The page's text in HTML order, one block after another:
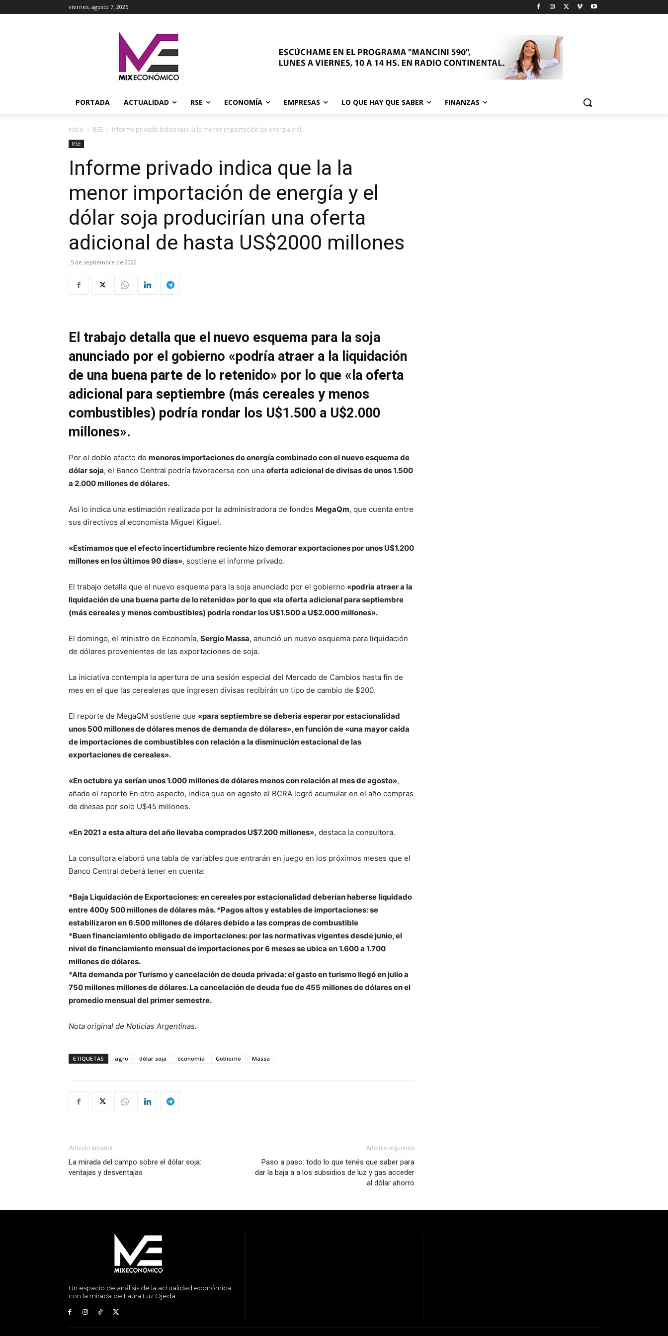
viernes, agosto 7, 2026
PORTADA ACTUALIDAD RSE ECONOMÍA EMPRESAS LO QUE HAY QUE SABER FINANZAS
Inicio RSE Informe privado indica que la la menor importación de energía y el...
RSE
Informe privado indica que la la
menor importación de energía y el
dólar soja producirían una oferta
adicional de hasta US$2000 millones
5 de septiembre de 2022
El trabajo detalla que el nuevo esquema para la soja
anunciado por el gobierno «podría atraer a la liquidación
de una buena parte de lo retenido» por lo que «la oferta
adicional para septiembre (más cereales y menos
combustibles) podría rondar los U$1.500 a U$2.000
millones».
Por el doble efecto de menores importaciones de energía combinado con el nuevo esquema de
dólar soja, el Banco Central podría favorecerse con una oferta adicional de divisas de unos 1.500
a 2.000 millones de dólares.
Así lo indica una estimación realizada por la administradora de fondos MegaQm, que cuenta entre
sus directivos al economista Miguel Kiguel.
«Estimamos que el efecto incertidumbre reciente hizo demorar exportaciones por unos U$1.200
millones en los últimos 90 días», sostiene el informe privado.
El trabajo detalla que el nuevo esquema para la soja anunciado por el gobierno «podría atraer a la
liquidación de una buena parte de lo retenido» por lo que «la oferta adicional para septiembre
(más cereales y menos combustibles) podría rondar los U$1.500 a U$2.000 millones».
El domingo, el ministro de Economía, Sergio Massa, anunció un nuevo esquema para liquidación
de dólares provenientes de las exportaciones de soja.
La iniciativa contempla la apertura de una sesión especial del Mercado de Cambios hasta fin de
mes en el que las cerealeras que ingresen divisas recibirán un tipo de cambio de $200.
El reporte de MegaQM sostiene que «para septiembre se debería esperar por estacionalidad
unos 500 millones de dólares menos de demanda de dólares», en función de «una mayor caída
de importaciones de combustibles con relación a la disminución estacional de las
exportaciones de cereales».
«En octubre ya serían unos 1.000 millones de dólares menos con relación al mes de agosto»,
añade el reporte En otro aspecto, indica que en agosto el BCRA logró acumular en el año compras
de divisas por solo U$45 millones.
«En 2021 a esta altura del año llevaba comprados U$7.200 millones», destaca la consultora.
La consultora elaboró una tabla de variables que entrarán en juego en los próximos meses que el
Banco Central deberá tener en cuenta:
*Baja Liquidación de Exportaciones: en cereales por estacionalidad deberían haberse liquidado
entre 400y 500 millones de dólares más. *Pagos altos y estables de importaciones: se
estabilizaron en 6.500 millones de dólares debido a las compras de combustible
*Buen financiamiento obligado de importaciones: por las normativas vigentes desde junio, el
nivel de financiamiento mensual de importaciones por 6 meses se ubica en 1.600 a 1.700
millones de dólares.
*Alta demanda por Turismo y cancelación de deuda privada: el gasto en turismo llegó en julio a
750 millones millones de dólares. La cancelación de deuda fue de 455 millones de dólares en el
promedio mensual del primer semestre.
Nota original de Noticias Argentinas.
ETIQUETAS agro dólar soja economía Gobierno Massa
Artículo anterior
La mirada del campo sobre el dólar soja:
ventajas y desventajas
Artículo siguiente
Paso a paso: todo lo que tenés que saber para
dar la baja a a los subsidios de luz y gas acceder
al dólar ahorro
Un espacio de análisis de la actualidad económica
con la mirada de Laura Luz Ojeda.